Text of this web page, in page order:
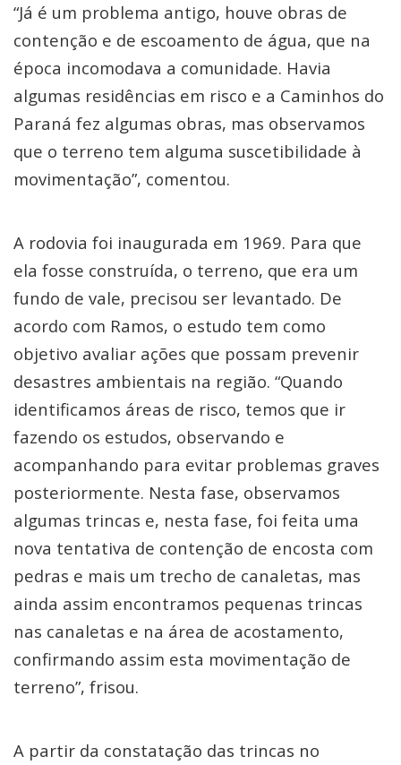
“Já é um problema antigo, houve obras de
contenção e de escoamento de água, que na
época incomodava a comunidade. Havia
algumas residências em risco e a Caminhos do
Paraná fez algumas obras, mas observamos
que o terreno tem alguma suscetibilidade à
movimentação”, comentou.
A rodovia foi inaugurada em 1969. Para que
ela fosse construída, o terreno, que era um
fundo de vale, precisou ser levantado. De
acordo com Ramos, o estudo tem como
objetivo avaliar ações que possam prevenir
desastres ambientais na região. “Quando
identificamos áreas de risco, temos que ir
fazendo os estudos, observando e
acompanhando para evitar problemas graves
posteriormente. Nesta fase, observamos
algumas trincas e, nesta fase, foi feita uma
nova tentativa de contenção de encosta com
pedras e mais um trecho de canaletas, mas
ainda assim encontramos pequenas trincas
nas canaletas e na área de acostamento,
confirmando assim esta movimentação de
terreno”, frisou.
A partir da constatação das trincas no